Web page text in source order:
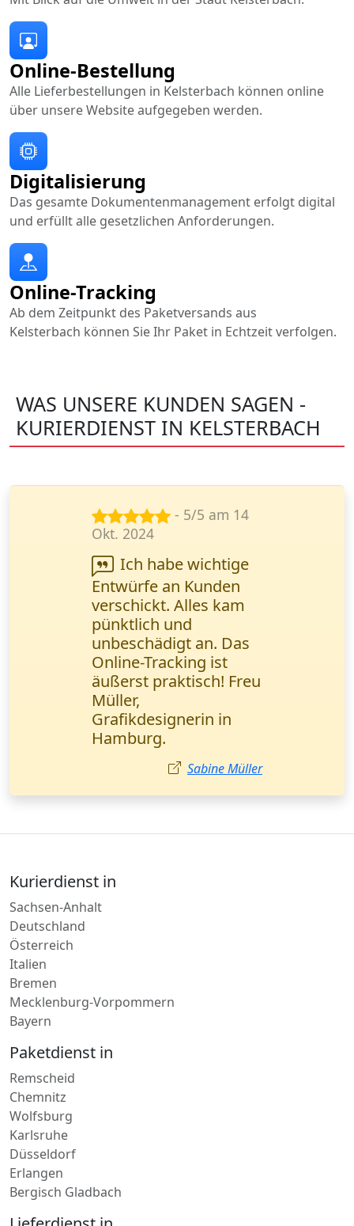
Online-Bestellung
Alle Lieferbestellungen in Kelsterbach können online
über unsere Website aufgegeben werden.
Online-Tracking
Ab dem Zeitpunkt des Paketversands aus
Kelsterbach können Sie Ihr Paket in Echtzeit verfolgen.
Digitalisierung
Das gesamte Dokumentenmanagement erfolgt digital
und erfüllt alle gesetzlichen Anforderungen.
WAS UNSERE KUNDEN SAGEN -
KURIERDIENST IN KELSTERBACH
- 4/5 am 12
Aug. 2024
Ich habe die
Lieferung eines
Ersatzteils (1
Europalette) bestellt. In
3 Stunden war es da,
die Fracht unversehrt.
Thomas Müller
Kurierdienst in
Sachsen-Anhalt
Italien
Bremen
Mecklenburg-Vorpommern
Bayern
Paketdienst in
Remscheid
Chemnitz
Karlsruhe
Düsseldorf
Erlangen
Bergisch Gladbach
Lieferdienst in
Gerolstein
Otterberg